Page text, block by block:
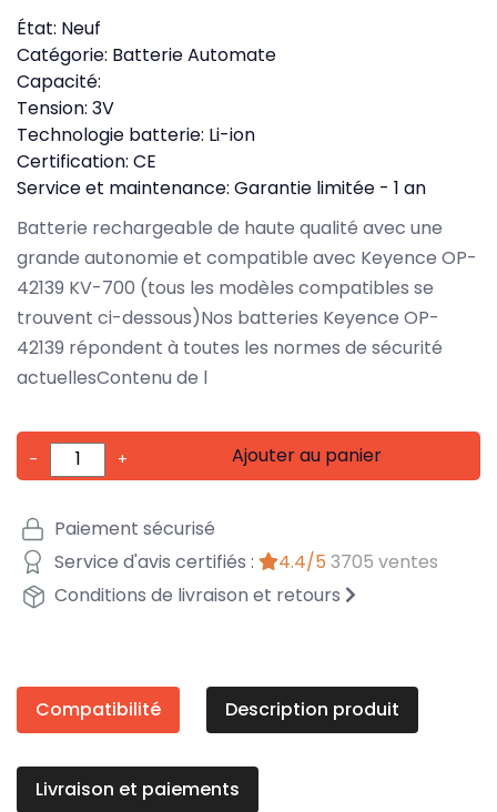
État: Neuf
Catégorie: Batterie Automate
Capacité:
Tension: 3V
Technologie batterie: Li-ion
Certification: CE
Service et maintenance: Garantie limitée - 1 an
Batterie rechargeable de haute qualité avec une
grande autonomie et compatible avec Keyence OP-
42139 KV-700 (tous les modèles compatibles se
trouvent ci-dessous)Nos batteries Keyence OP-
42139 répondent à toutes les normes de sécurité
actuellesContenu de l
- + Ajouter au panier
Paiement sécurisé
Service d'avis certifiés :
4.4/5 3705 ventes
Conditions de livraison et retours
Compatibilité Description produit
Livraison et paiements